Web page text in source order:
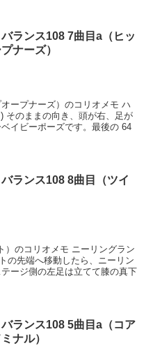
ランス108 7曲目a（ヒッ
ナーズ）
ープナーズ）のコリオメモ ハ
そのままの向き、頭が右、足が
イビーポーズです。最後の 64
ランス108 8曲目（ツイ
）のコリオメモ ニーリングラン
の先端へ移動したら、ニーリン
ージ側の左足は立てて膝の真下
ランス108 5曲目a（コア
ナル）